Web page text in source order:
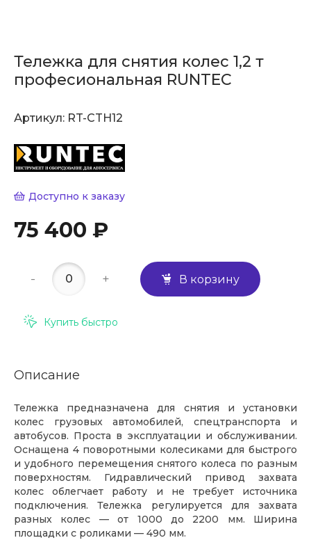
Тележка для снятия колес 1,2 т
професиональная RUNTEC
Артикул: RT-CTH12
Доступно к заказу
75 400 ₽
- + В корзину
Купить быстро
Описание
Тележка предназначена для снятия и установки
колес грузовых автомобилей, спецтранспорта и
автобусов. Проста в эксплуатации и обслуживании.
Оснащена 4 поворотными колесиками для быстрого
и удобного перемещения снятого колеса по разным
поверхностям. Гидравлический привод захвата
колес облегчает работу и не требует источника
подключения. Тележка регулируется для захвата
разных колес — от 1000 до 2200 мм. Ширина
площадки с роликами — 490 мм.